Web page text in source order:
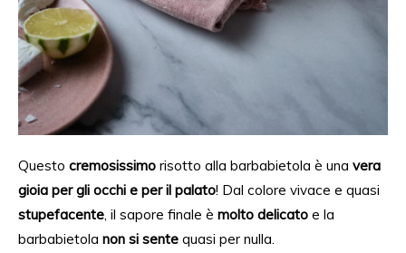
Questo cremosissimo risotto alla barbabietola è una vera
gioia per gli occhi e per il palato! Dal colore vivace e quasi
stupefacente, il sapore finale è molto delicato e la
barbabietola non si sente quasi per nulla.